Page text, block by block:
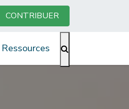
CONTRIBUER
Ressources